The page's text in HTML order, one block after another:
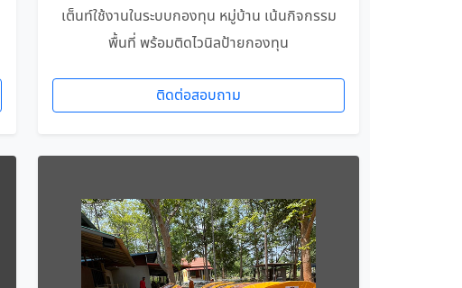
เต็นท์ใช้งานในระบบกองทุน หมู่บ้าน เน้นกิจกรรม
พื้นที่ พร้อมติดไวนิลป้ายกองทุน
ติดต่อสอบถาม